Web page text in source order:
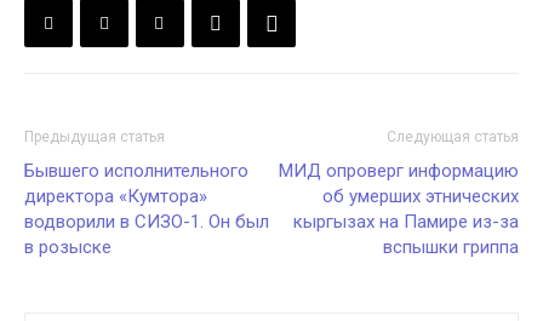
Предыдущая статья
Бывшего исполнительного
директора «Кумтора»
водворили в СИЗО-1. Он был
в розыске
Следующая статья
МИД опроверг информацию
об умерших этнических
кыргызах на Памире из-за
вспышки гриппа